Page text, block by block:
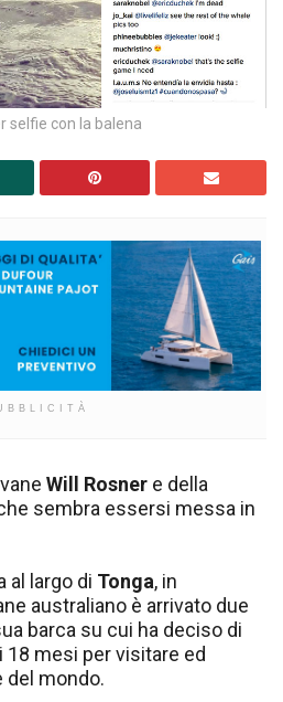
selfie con la balena
Will Rosner e della
sembra essersi messa in
al largo di Tonga, in
australiano è arrivato due
barca su cui ha deciso di
18 mesi per visitare ed
del mondo.